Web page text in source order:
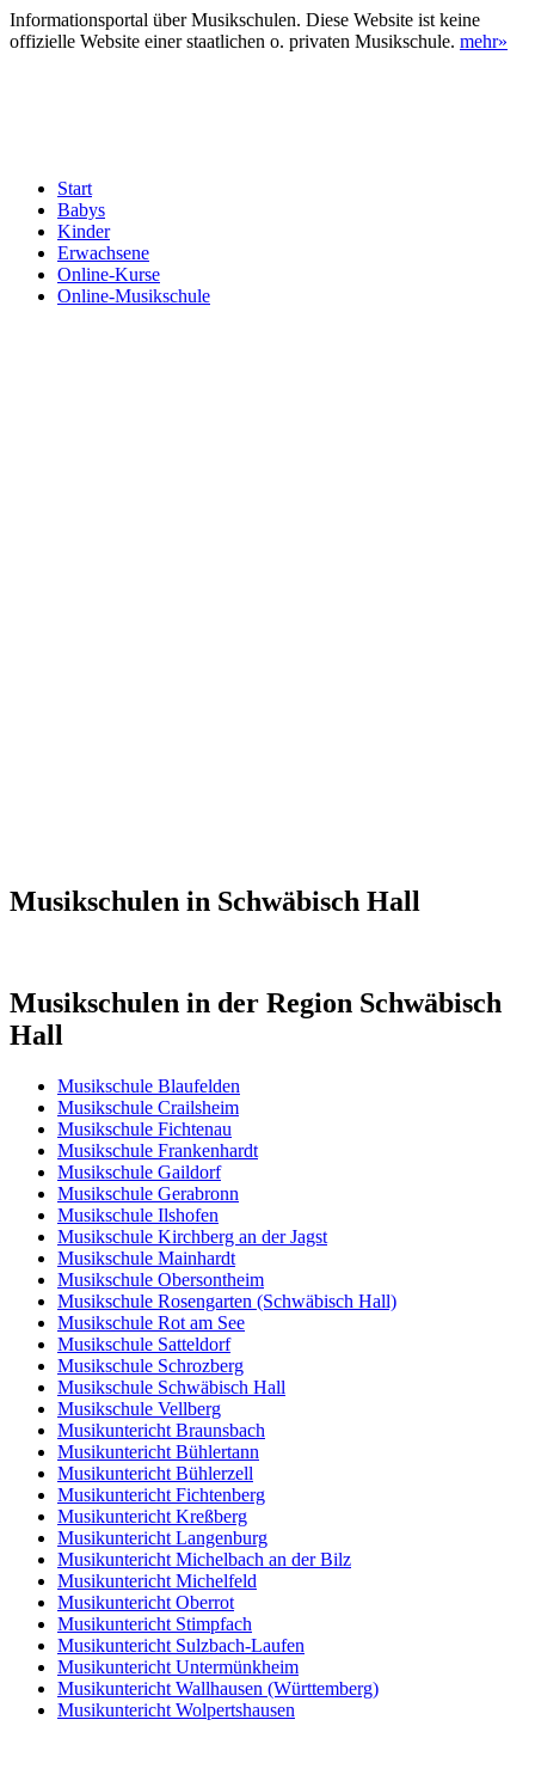
Informationsportal über Musikschulen. Diese Website ist keine
offizielle Website einer staatlichen o. privaten Musikschule. mehr»
Start
Babys
Kinder
Erwachsene
Online-Kurse
Online-Musikschule
Musikschulen in Schwäbisch Hall
Musikschulen in der Region Schwäbisch
Hall
Musikschule Blaufelden
Musikschule Crailsheim
Musikschule Fichtenau
Musikschule Frankenhardt
Musikschule Gaildorf
Musikschule Gerabronn
Musikschule Ilshofen
Musikschule Kirchberg an der Jagst
Musikschule Mainhardt
Musikschule Obersontheim
Musikschule Rosengarten (Schwäbisch Hall)
Musikschule Rot am See
Musikschule Satteldorf
Musikschule Schrozberg
Musikschule Schwäbisch Hall
Musikschule Vellberg
Musikuntericht Braunsbach
Musikuntericht Bühlertann
Musikuntericht Bühlerzell
Musikuntericht Fichtenberg
Musikuntericht Kreßberg
Musikuntericht Langenburg
Musikuntericht Michelbach an der Bilz
Musikuntericht Michelfeld
Musikuntericht Oberrot
Musikuntericht Stimpfach
Musikuntericht Sulzbach-Laufen
Musikuntericht Untermünkheim
Musikuntericht Wallhausen (Württemberg)
Musikuntericht Wolpertshausen